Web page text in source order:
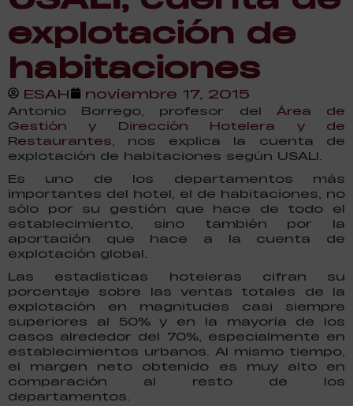
explotación de
habitaciones
ESAH noviembre 17, 2015
Antonio Borrego, profesor del Área de
Gestión y Dirección Hotelera y de
Restaurantes, nos explica la cuenta de
explotación de habitaciones según USALI.
Es uno de los departamentos más
importantes del hotel, el de habitaciones, no
sólo por su gestión que hace de todo el
establecimiento, sino también por la
aportación que hace a la cuenta de
explotación global.
Las estadísticas hoteleras cifran su
porcentaje sobre las ventas totales de la
explotación en magnitudes casi siempre
superiores al 50% y en la mayoría de los
casos alrededor del 70%, especialmente en
establecimientos urbanos. Al mismo tiempo,
el margen neto obtenido es muy alto en
comparación al resto de los
departamentos.